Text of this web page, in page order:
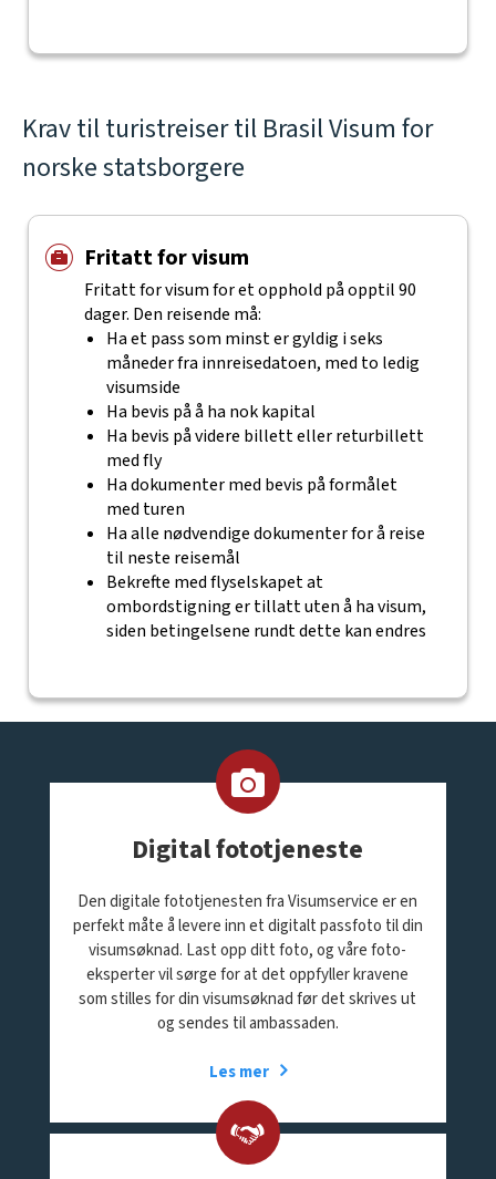
Krav til turistreiser til Brasil Visum for
norske statsborgere
Fritatt for visum
Fritatt for visum for et opphold på opptil 90
dager. Den reisende må:
Ha et pass som minst er gyldig i seks
måneder fra innreisedatoen, med to ledig
visumside
Ha bevis på å ha nok kapital
Ha bevis på videre billett eller returbillett
med fly
Ha dokumenter med bevis på formålet
med turen
Ha alle nødvendige dokumenter for å reise
til neste reisemål
Bekrefte med flyselskapet at
ombordstigning er tillatt uten å ha visum,
siden betingelsene rundt dette kan endres
Digital fototjeneste
Den digitale fototjenesten fra Visumservice er en
perfekt måte å levere inn et digitalt passfoto til din
visumsøknad. Last opp ditt foto, og våre foto-
eksperter vil sørge for at det oppfyller kravene
som stilles for din visumsøknad før det skrives ut
og sendes til ambassaden.
Les mer